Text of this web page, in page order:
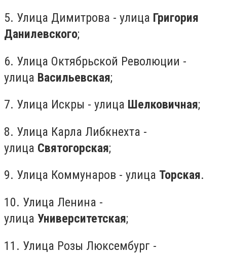
5. Улица Димитрова - улица Григория
Данилевского;
6. Улица Октябрьской Революции -
улица Васильевская;
7. Улица Искры - улица Шелковичная;
8. Улица Карла Либкнехта -
улица Святогорская;
9. Улица Коммунаров - улица Торская.
10. Улица Ленина -
улица Университетская;
11. Улица Розы Люксембург -